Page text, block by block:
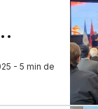
de la
- 5 min de